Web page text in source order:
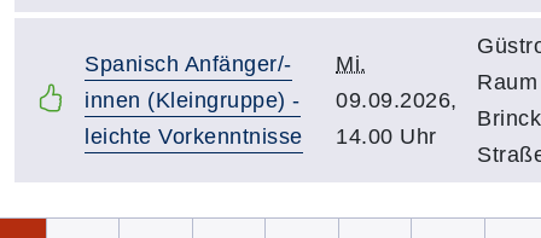
Spanisch Anfänger/-
innen (Kleingruppe) -
leichte Vorkenntnisse
Mi.
09.09.2026,
14.00 Uhr